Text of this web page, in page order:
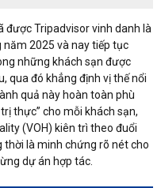
được Tripadvisor vinh danh là
năm 2025 và nay tiếp tục
những khách sạn được
qua đó khẳng định vị thế nổi
quả này hoàn toàn phù
thực” cho mỗi khách sạn,
(VOH) kiên trì theo đuổi
thời là minh chứng rõ nét cho
dự án hợp tác.